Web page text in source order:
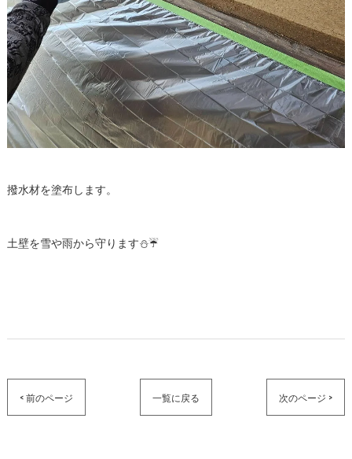
撥水材を塗布します。
土壁を雪や雨から守ります⛄☔
< 前のページ 一覧に戻る 次のページ >